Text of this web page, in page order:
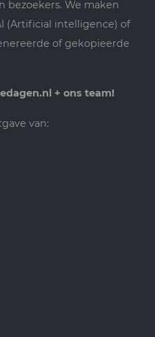
bezoekers. We maken
(Artificial intelligence) of
of gekopieerde
+ ons team!
van: